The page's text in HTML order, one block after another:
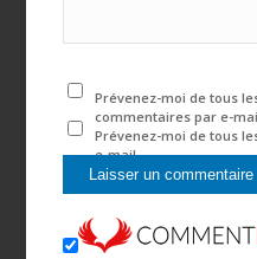
Prévenez-moi de tous
commentaires par e-
Prévenez-moi de tous
e-mail.